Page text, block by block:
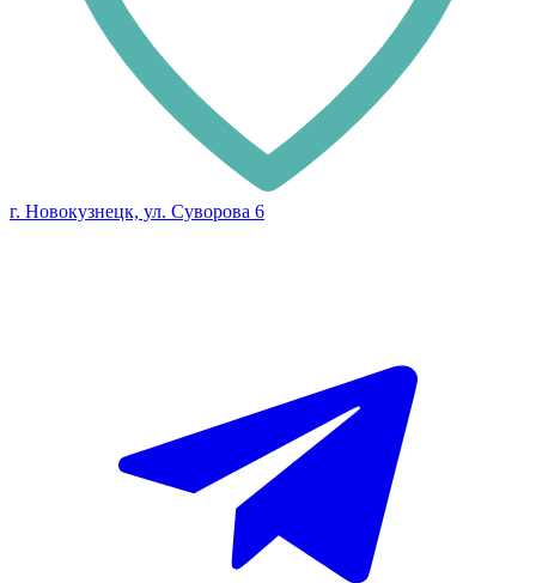
г. Новокузнецк, ул. Суворова 6